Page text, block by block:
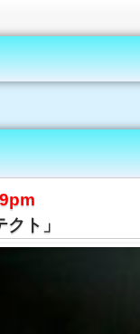
ト」